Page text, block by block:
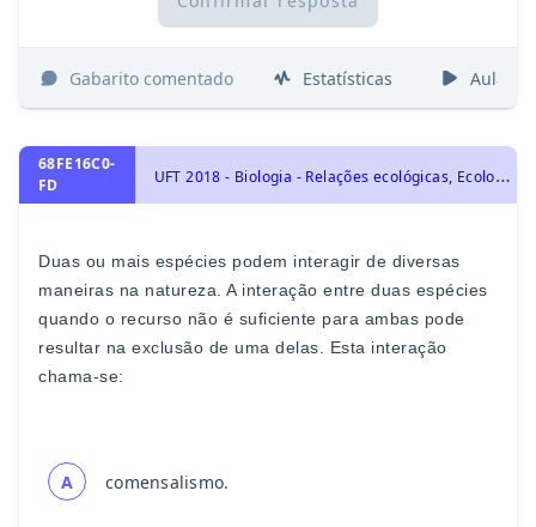
Gabarito comentado Estatísticas Aulas
68FE16C0-
FD
U
FT 2018 - Biologia - Relações ecológicas, Ecologia e ciências ambientais
Duas ou mais espécies podem interagir de diversas
maneiras na natureza. A interação entre duas espécies
quando o recurso não é suficiente para ambas pode
resultar na exclusão de uma delas. Esta interação
chama-se:
A comensalismo.